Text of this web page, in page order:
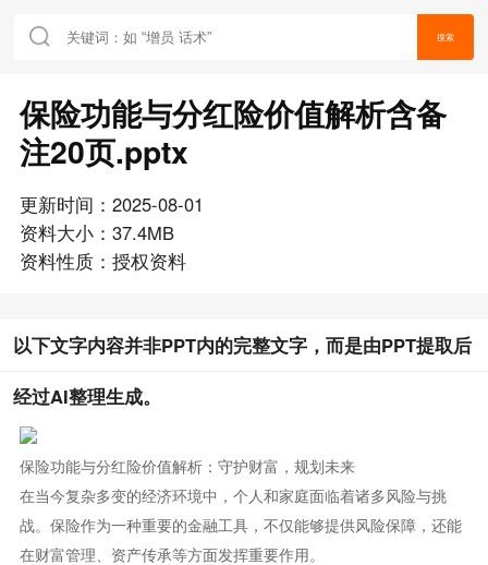
搜索
保险功能与分红险价值解析含备
注20页.pptx
更新时间：2025-08-01
资料大小：37.4MB
资料性质：授权资料
以下文字内容并非PPT内的完整文字，而是由PPT提取后
经过AI整理生成。
保险功能与分红险价值解析：守护财富，规划未来
在当今复杂多变的经济环境中，个人和家庭面临着诸多风险与挑
战。保险作为一种重要的金融工具，不仅能够提供风险保障，还能
在财富管理、资产传承等方面发挥重要作用。